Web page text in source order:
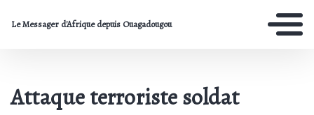
Le Messager d'Afrique depuis Ouagadougou
Attaque terroriste soldat